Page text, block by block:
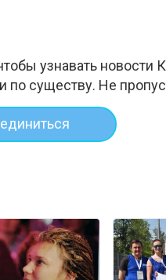
узнавать новости
по существу. Не